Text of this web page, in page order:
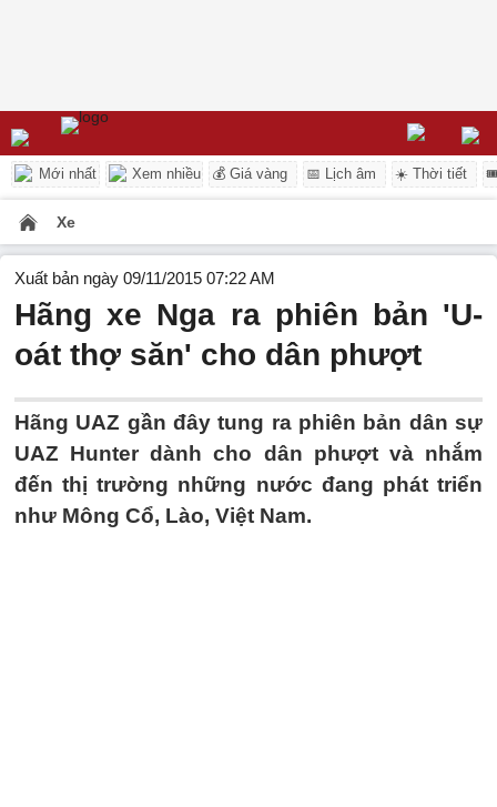
Mới nhất Xem nhiều 💰 Giá vàng 📅 Lịch âm ☀️ Thời tiết
Xe
Xuất bản ngày 09/11/2015 07:22 AM
Hãng xe Nga ra phiên bản 'U-
oát thợ săn' cho dân phượt
Hãng UAZ gần đây tung ra phiên bản dân sự
UAZ Hunter dành cho dân phượt và nhắm
đến thị trường những nước đang phát triển
như Mông Cổ, Lào, Việt Nam.